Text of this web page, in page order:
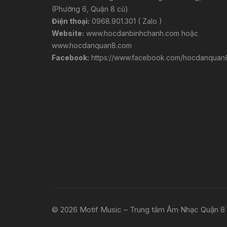
(Phường 6, Quận 8 cũ)
Điện thoại: 0968.901.301 ( Zalo )
Website: www.hocdanbinhchanh.com hoặc
www.hocdanquan8.com
Facebook: https://www.facebook.com/
© 2026 Motif Music – Trung tâm Âm Nhạc Quận 8